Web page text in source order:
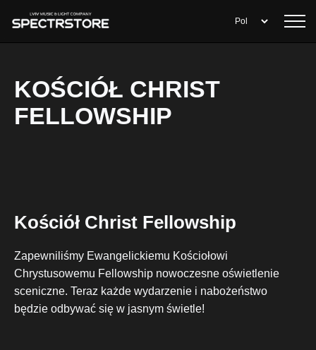
KOŚCIÓŁ CHRIST
FELLOWSHIP
Kościół Christ Fellowship
Zapewniliśmy Ewangelickiemu Kościołowi
Chrystusowemu Fellowship nowoczesne oświetlenie
sceniczne. Teraz każde wydarzenie i nabożeństwo
będzie odbywać się w jasnym świetle!